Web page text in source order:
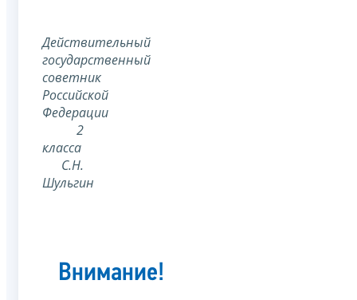
Действительный
государственный
советник
Российской
Федерации
2
класса
С.Н.
Шульгин
Внимание!